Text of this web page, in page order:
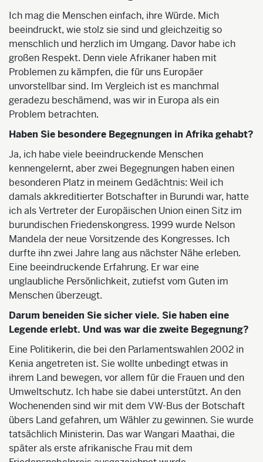
Ich mag die Menschen einfach, ihre Würde. Mich
beeindruckt, wie stolz sie sind und gleichzeitig so
menschlich und herzlich im Umgang. Davor habe ich
großen Respekt. Denn viele Afrikaner haben mit
Problemen zu kämpfen, die für uns Europäer
unvorstellbar sind. Im Vergleich ist es manchmal
geradezu beschämend, was wir in Europa als ein
Problem betrachten.
Haben Sie besondere Begegnungen in Afrika gehabt?
Ja, ich habe viele beeindruckende Menschen
kennengelernt, aber zwei Begegnungen haben einen
besonderen Platz in meinem Gedächtnis: Weil ich
damals akkreditierter Botschafter in Burundi war, hatte
ich als Vertreter der Europäischen Union einen Sitz im
burundischen Friedenskongress. 1999 wurde Nelson
Mandela der neue Vorsitzende des Kongresses. Ich
durfte ihn zwei Jahre lang aus nächster Nähe erleben.
Eine beeindruckende Erfahrung. Er war eine
unglaubliche Persönlichkeit, zutiefst vom Guten im
Menschen überzeugt.
Darum beneiden Sie sicher viele. Sie haben eine
Legende erlebt. Und was war die zweite Begegnung?
Eine Politikerin, die bei den Parlamentswahlen 2002 in
Kenia angetreten ist. Sie wollte unbedingt etwas in
ihrem Land bewegen, vor allem für die Frauen und den
Umweltschutz. Ich habe sie dabei unterstützt. An den
Wochenenden sind wir mit dem VW-Bus der Botschaft
übers Land gefahren, um Wähler zu gewinnen. Sie wurde
tatsächlich Ministerin. Das war Wangari Maathai, die
später als erste afrikanische Frau mit dem